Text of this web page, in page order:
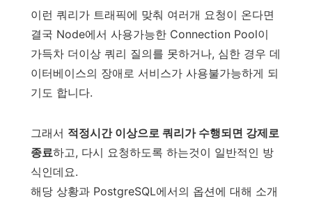
이런 쿼리가 트래픽에 맞춰 여러개 요청이 온다면
결국 Node에서 사용가능한 Connection Pool이
가득차 더이상 쿼리 질의를 못하거나, 심한 경우 데
이터베이스의 장애로 서비스가 사용불가능하게 되
기도 합니다.
그래서 적정시간 이상으로 쿼리가 수행되면 강제로
종료하고, 다시 요청하도록 하는것이 일반적인 방
식인데요.
해당 상황과 PostgreSQL에서의 옵션에 대해 소개